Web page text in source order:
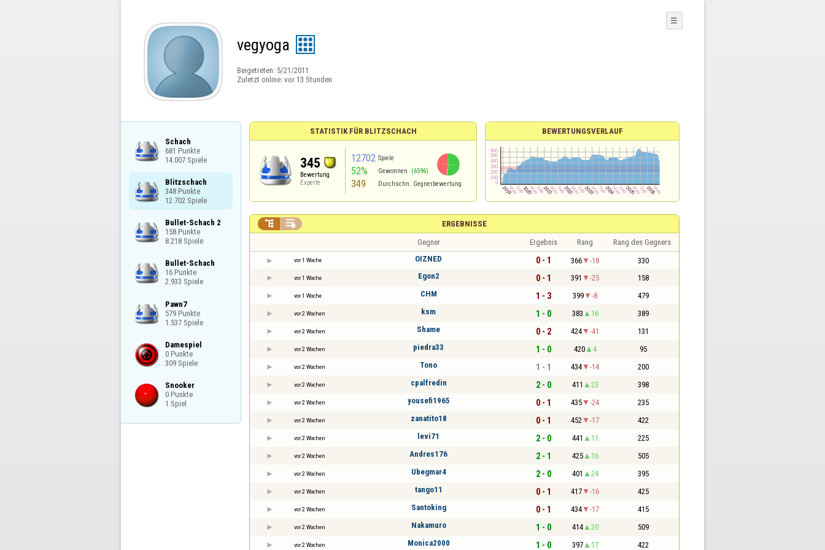
vegyoga
Beigetreten: 5/21/2011
Zuletzt online: vor 13 Stunden
☰
Schach
681 Punkte
14.007 Spiele
Blitzschach
348 Punkte
12.702 Spiele
Bullet-Schach 2
158 Punkte
8.218 Spiele
Bullet-Schach
16 Punkte
2.933 Spiele
Pawn7
579 Punkte
1.537 Spiele
Damespiel
0 Punkte
309 Spiele
Snooker
0 Punkte
1 Spiel
STATISTIK FÜR BLITZSCHACH
345
Bewertung
Experte
12702 Spiele
52% Gewonnen (6596)
349 Durchschn. Gegnerbewertung
BEWERTUNGSVERLAUF
ERGEBNISSE
 
Gegner Ergebnis Rang Rang des Gegners
vor 1 Woche OIZNED 0 - 1 366 -18 330
vor 1 Woche Egon2 0 - 1 391 -25 158
vor 1 Woche CHM 1 - 3 399 -8 479
vor 2 Wochen ksm 1 - 0 383 16 389
vor 2 Wochen Shame 0 - 2 424 -41 131
vor 2 Wochen piedra33 1 - 0 420 4 95
vor 2 Wochen Tono 1 - 1 434 -14 200
vor 2 Wochen cpalfredin 2 - 0 411 23 398
vor 2 Wochen yousefi1965 0 - 1 435 -24 235
vor 2 Wochen zanatito18 0 - 1 452 -17 422
vor 2 Wochen levi71 2 - 0 441 11 225
vor 2 Wochen Andres176 2 - 1 425 16 505
vor 2 Wochen Ubegmar4 2 - 0 401 24 395
vor 2 Wochen tango11 0 - 1 417 -16 425
vor 2 Wochen Santoking 0 - 1 434 -17 415
vor 2 Wochen Nakamuro 1 - 0 414 20 509
vor 2 Wochen Monica2000 1 - 0 397 17 422